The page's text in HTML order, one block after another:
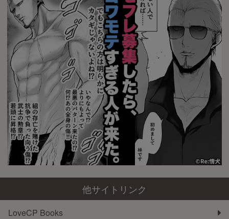
他サイトリンク
LoveCP Books